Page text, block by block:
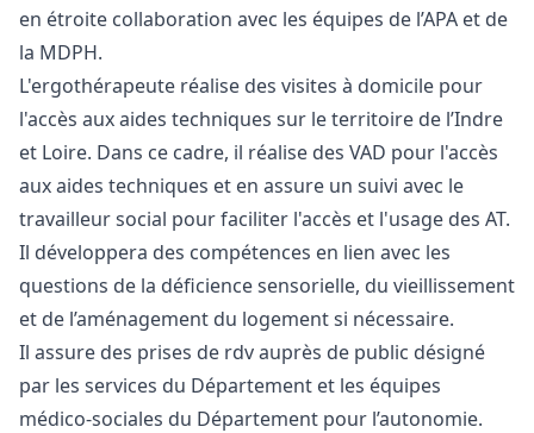
en étroite collaboration avec les équipes de l’APA et de
la MDPH.
L'ergothérapeute réalise des visites à domicile pour
l'accès aux aides techniques sur le territoire de l’Indre
et Loire. Dans ce cadre, il réalise des VAD pour l'accès
aux aides techniques et en assure un suivi avec le
travailleur social pour faciliter l'accès et l'usage des AT.
Il développera des compétences en lien avec les
questions de la déficience sensorielle, du vieillissement
et de l’aménagement du logement si nécessaire.
Il assure des prises de rdv auprès de public désigné
par les services du Département et les équipes
médico-sociales du Département pour l’autonomie.